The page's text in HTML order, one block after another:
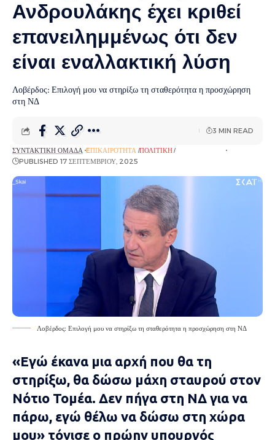
Ανδρουλάκης έχει κριθεί
επανειλημμένως ότι δεν
είναι εναλλακτική λύση
Λοβέρδος: Επιλογή μου να στηρίξω τη σταθερότητα η προσχώρηση
στη ΝΔ
ΣΥΝΤΑΚΤΙΚΉ ΟΜΆΔΑ EΠΙΚΑΙΡΌΤΗΤΑ ΠΟΛΙΤΙΚΉ ΡΟΉ ΕΙΔΉΣΕΩΝ
PUBLISHED 17 ΣΕΠΤΕΜΒΡΊΟΥ, 2025
3 MIN READ
Λοβέρδος: Επιλογή μου να στηρίξω τη σταθερότητα η προσχώρηση στη ΝΔ
«Εγώ έκανα μια αρχή που θα τη
στηρίξω, θα δώσω μάχη σταυρού στον
Νότιο Τομέα. Δεν πήγα στη ΝΔ για να
πάρω, εγώ θέλω να δώσω στη χώρα
μου» τόνισε ο πρώην υπουργός